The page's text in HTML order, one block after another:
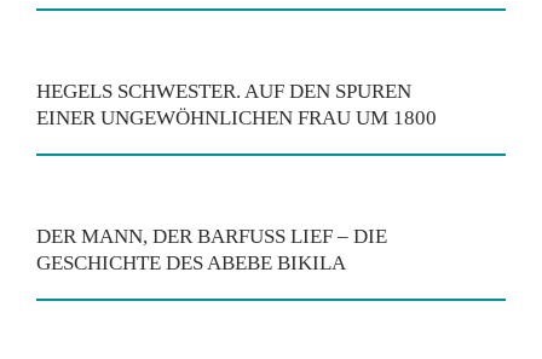
HEGELS SCHWESTER. AUF DEN SPUREN
EINER UNGEWÖHNLICHEN FRAU UM 1800
DER MANN, DER BARFUSS LIEF – DIE G
ESCHICHTE DES ABEBE BIKILA